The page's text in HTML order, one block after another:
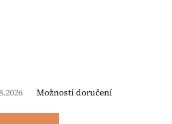
Možnosti doručení